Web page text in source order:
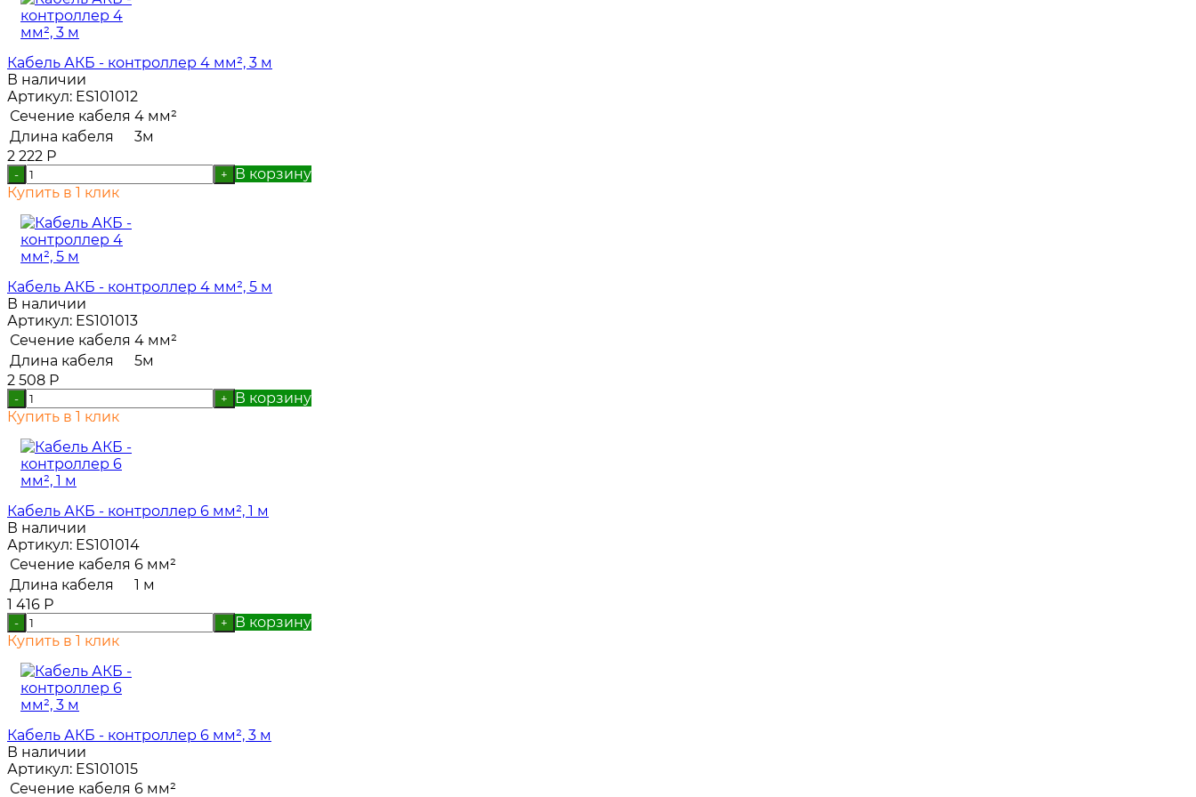
Кабель АКБ - контроллер 4 мм², 3 м
В наличии
Артикул: ES101012
Сечение кабеля 4 мм²
Длина кабеля
3м
2 222 Р
- +
В корзину
Купить в 1 клик
Кабель АКБ - контроллер 4 мм², 5 м
В наличии
Артикул: ES101013
Сечение кабеля 4 мм²
Длина кабеля
5м
2 508 Р
- +
В корзину
Купить в 1 клик
Кабель АКБ - контроллер 6 мм², 1 м
В наличии
Артикул: ES101014
Сечение кабеля 6 мм²
Длина кабеля
1 м
1 416 Р
- +
В корзину
Купить в 1 клик
Кабель АКБ - контроллер 6 мм², 3 м
В наличии
Артикул: ES101015
Сечение кабеля 6 мм²